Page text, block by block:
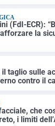
(FdI-ECR):
la
taglio sulle
contro il
che
i limiti